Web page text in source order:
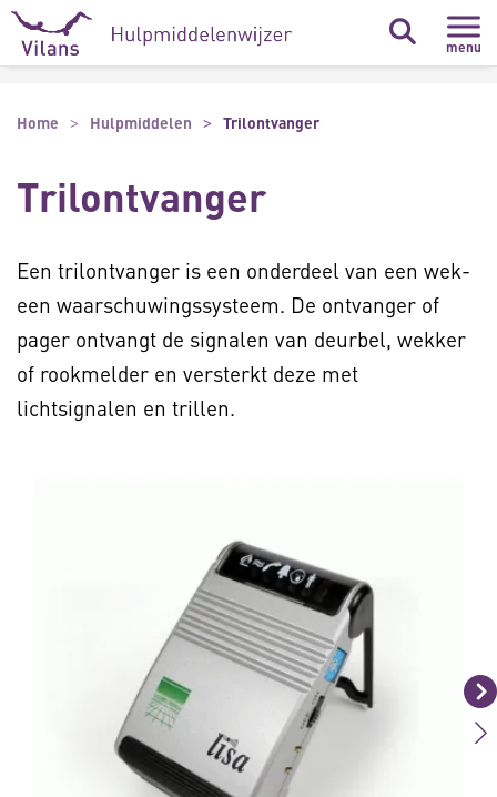
Naar hoofdinhoud
Naar footer
menu
Home Hulpmiddelen Trilontvanger
Trilontvanger
Een trilontvanger is een onderdeel van een wek-
een waarschuwingssysteem. De ontvanger of
pager ontvangt de signalen van deurbel, wekker
of rookmelder en versterkt deze met
lichtsignalen en trillen.